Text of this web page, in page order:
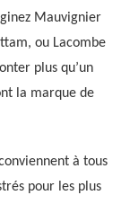
Mauvignier
ou Lacombe
plus qu’un
la marque de
à tous
pour les plus